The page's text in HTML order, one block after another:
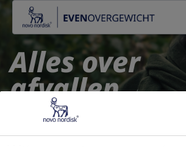
Go to the page content
Alles over
afvallen,
overgewicht